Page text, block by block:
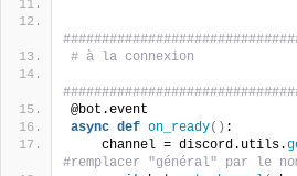
# à la connexion
@bot.event
async def on_ready() :
    channel = discord.utils.
#remplacer "général" par le